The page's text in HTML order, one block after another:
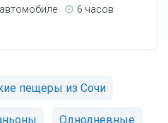
6 часов
пещеры из Сочи
Однодневные